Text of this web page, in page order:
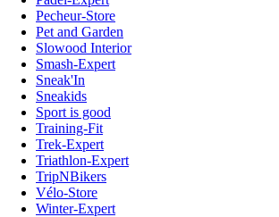
Pecheur-Store
Pet and Garden
Slowood Interior
Smash-Expert
Sneak'In
Sneakids
Sport is good
Training-Fit
Trek-Expert
Triathlon-Expert
TripNBikers
Vélo-Store
Winter-Expert